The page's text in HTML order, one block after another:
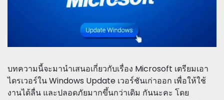
บทความนี้จะมานำเสนอเกี่ยวกับเรื่อง Microsoft เตรียมเอา
ไดรเวอร์ใน Windows Update เวอร์ชันเก่าออก เพื่อให้ใช้
งานได้ลื่น และปลอดภัยมากขึ้นกว่าเดิม กันนะคะ โดย